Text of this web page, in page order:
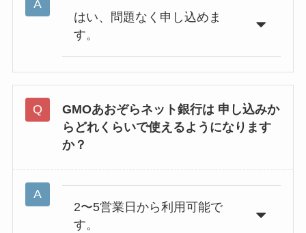
はい、問題なく申し込めま
す。
GMOあおぞらネット銀行は申し込みか
らどれくらいで使えるようになります
か？
2〜5営業日から利用可能で
す。